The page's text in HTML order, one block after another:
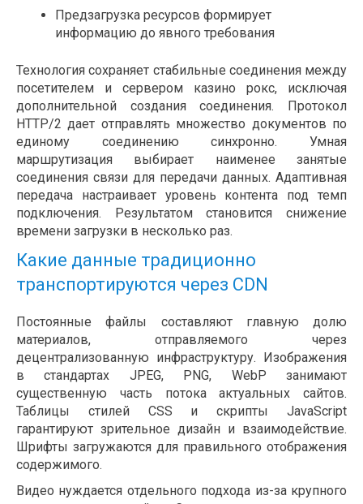
Предзагрузка ресурсов формирует
информацию до явного требования
Технология сохраняет стабильные соединения между
посетителем и сервером казино рокс, исключая
дополнительной создания соединения. Протокол
HTTP/2 дает отправлять множество документов по
единому соединению синхронно. Умная
маршрутизация выбирает наименее занятые
соединения связи для передачи данных. Адаптивная
передача настраивает уровень контента под темп
подключения. Результатом становится снижение
времени загрузки в несколько раз.
Какие данные традиционно
транспортируются через CDN
Постоянные файлы составляют главную долю
материалов, отправляемого через
децентрализованную инфраструктуру. Изображения
в стандартах JPEG, PNG, WebP занимают
существенную часть потока актуальных сайтов.
Таблицы стилей CSS и скрипты JavaScript
гарантируют зрительное дизайн и взаимодействие.
Шрифты загружаются для правильного отображения
содержимого.
Видео нуждается отдельного подхода из-за крупного